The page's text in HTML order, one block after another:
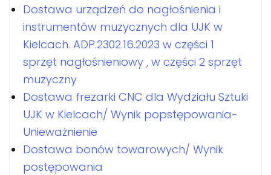
Dostawa urządzeń do nagłośnienia i
instrumentów muzycznych dla UJK w
Kielcach. ADP.2302.16.2023 w części 1
sprzęt nagłośnieniowy , w części 2 sprzęt
muzyczny
Dostawa frezarki CNC dla Wydziału Sztuki
UJK w Kielcach/ Wynik popstępowania-
Unieważnienie
Dostawa bonów towarowych/ Wynik
postępowania